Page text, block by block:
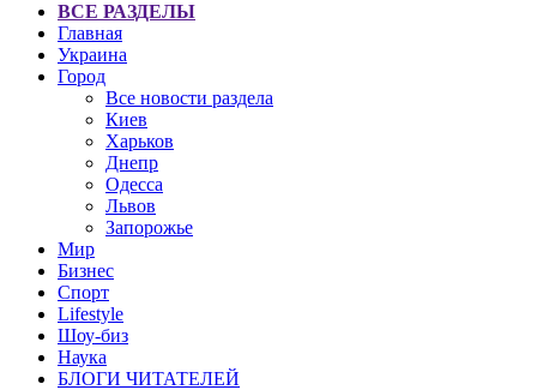
ВСЕ РАЗДЕЛЫ
Главная
Украина
Город
Все новости раздела
Киев
Харьков
Днепр
Одесса
Львов
Запорожье
Мир
Бизнес
Спорт
Lifestyle
Шоу-биз
Наука
БЛОГИ ЧИТАТЕЛЕЙ